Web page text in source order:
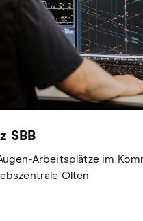
SBB
Arbeitsplätze im
Olten